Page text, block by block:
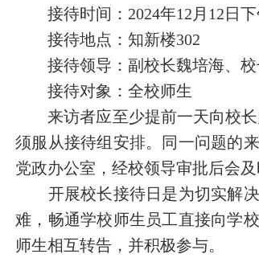
接待时间：2024年12月12日下
接待地点：知新楼302
接待领导：副校长魏培海、校
接待对象：全校师生
来访者应至少提前一天向校长
须服从接待组安排。同一问题的
党政办公室，经校领导审批后会及
开展校长接待日是为切实解决
难，畅通学校师生员工直接向学
师生相互转告，并积极参与。